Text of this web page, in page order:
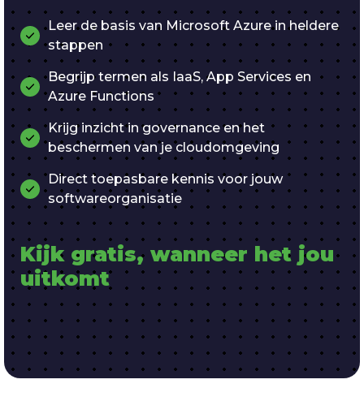
Leer de basis van Microsoft Azure in heldere
stappen
Begrijp termen als IaaS, App Services en
Azure Functions
Krijg inzicht in governance en het
beschermen van je cloudomgeving
Direct toepasbare kennis voor jouw
softwareorganisatie
Kijk gratis, wanneer het jou
uitkomt